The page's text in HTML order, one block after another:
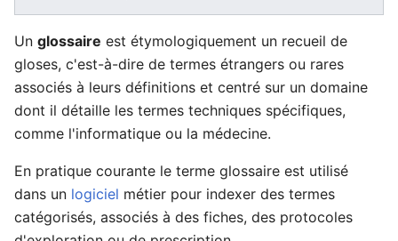
Ouvrir le menu principal
Un glossaire est étymologiquement un recueil de
gloses, c'est-à-dire de termes étrangers ou rares
associés à leurs définitions et centré sur un domaine
dont il détaille les termes techniques spécifiques,
comme l'informatique ou la médecine.
En pratique courante le terme glossaire est utilisé
dans un logiciel métier pour indexer des termes
catégorisés, associés à des fiches, des protocoles